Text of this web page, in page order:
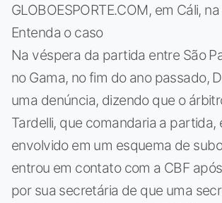
GLOBOESPORTE.COM, em Cáli,
Entenda o caso
Na véspera da partida entre São
no Gama, no fim do ano passado,
uma denúncia, dizendo que o
Tardelli, que comandaria a partida,
envolvido em um esquema de
entrou em contato com a CBF
por sua secretária de que uma